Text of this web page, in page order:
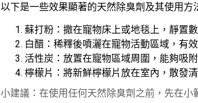
以下是一些效果顯著的天然除臭劑及其使用方
蘇打粉：撒在寵物床上或地毯上，靜置
白醋：稀釋後噴灑在寵物活動區域，有
活性炭：放置在寵物區域周圍，能夠吸
檸檬片：將新鮮檸檬片放在室內，散發
小建議：在使用任何天然除臭劑之前，先在小